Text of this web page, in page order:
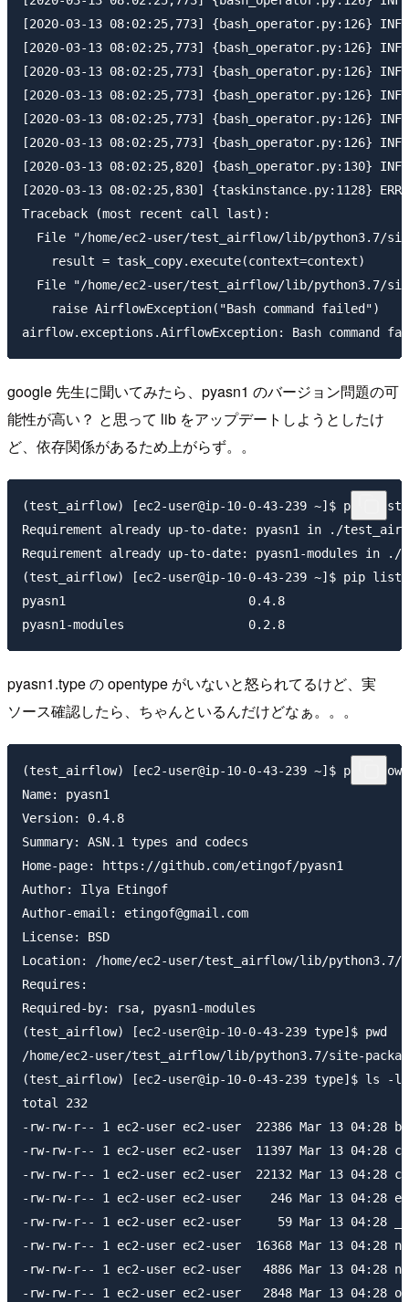
[2020-03-13 08:02:25,773] {bash_operator.py:126}
[2020-03-13 08:02:25,773] {bash_operator.py:126}
[2020-03-13 08:02:25,773] {bash_operator.py:126}
[2020-03-13 08:02:25,773] {bash_operator.py:126}
[2020-03-13 08:02:25,773] {bash_operator.py:126}
[2020-03-13 08:02:25,773] {bash_operator.py:126}
[2020-03-13 08:02:25,820] {bash_operator.py:130}
[2020-03-13 08:02:25,830] {taskinstance.py:1128}
Traceback (most recent call last):
File "/home/ec2-user/test_airflow/lib/python3.7/
    result = task_copy.execute(context=context)
File "/home/ec2-user/test_airflow/lib/python3.7/
    raise AirflowException("Bash command failed")
google 先生に聞いてみたら、pyasn1 のバージョン問題の可
能性が高い？ と思って lib をアップデートしようとしたけ
ど、依存関係があるため上がらず。。
(test_airflow) [ec2-user@ip-10-0-43-239 ~]$ pip
Requirement already up-to-date: pyasn1 in ./
Requirement already up-to-date: pyasn1-modules
(test_airflow) [ec2-user@ip-10-0-43-239 ~]$ pip list
pyasn1                         0.4.8
pyasn1.type の opentype がいないと怒られてるけど、実
ソース確認したら、ちゃんといるんだけどなぁ。。。
(test_airflow) [ec2-user@ip-10-0-43-239 ~]$ pip show
Name: pyasn1
Version: 0.4.8
Summary: ASN.1 types and codecs
Home-page: https://github.com/etingof/pyasn1
Author: Ilya Etingof
Author-email: etingof@gmail.com
License: BSD
Location: /home/ec2-user/test_airflow/lib/python3.7/
Requires:
Required-by: rsa, pyasn1-modules
(test_airflow) [ec2-user@ip-10-0-43-239 type]$ pwd
/home/ec2-user/test_airflow/lib/python3.7/site-
(test_airflow) [ec2-user@ip-10-0-43-239 type]$ ls -l
total 232
-rw-rw-r-- 1 ec2-user ec2-user  22386 Mar 13 04:28
-rw-rw-r-- 1 ec2-user ec2-user  11397 Mar 13 04:28
-rw-rw-r-- 1 ec2-user ec2-user  22132 Mar 13 04:28
-rw-rw-r-- 1 ec2-user ec2-user    246 Mar 13 04:28
-rw-rw-r-- 1 ec2-user ec2-user     59 Mar 13 04:28
-rw-rw-r-- 1 ec2-user ec2-user  16368 Mar 13 04:28
-rw-rw-r-- 1 ec2-user ec2-user   4886 Mar 13 04:28
-rw-rw-r-- 1 ec2-user ec2-user   2848 Mar 13 04:28